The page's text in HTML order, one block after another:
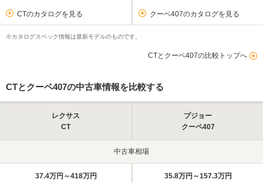
CTのカタログを見る クーペ407のカタログを見る
※カタログスペック情報は最新モデルのものです。
CTとクーペ407の比較トップへ
CTとクーペ407の中古車情報を比較する
レクサス
CT
プジョー
クーペ407
中古車相場
37.4万円～418万円 35.8万円～157.3万円